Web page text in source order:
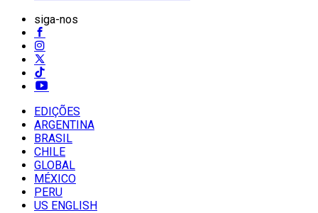
siga-nos
EDIÇÕES
ARGENTINA
BRASIL
CHILE
GLOBAL
MÉXICO
PERU
US ENGLISH